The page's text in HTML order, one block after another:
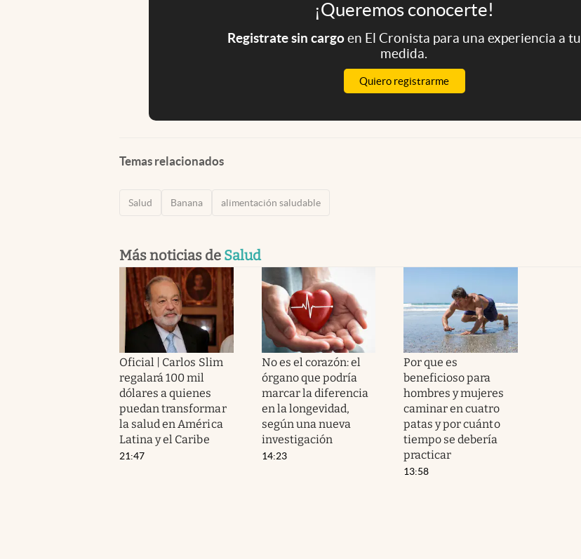
¡Queremos conocerte!
Registrate sin cargoen El Cronista para una experiencia a tu
medida.
Quiero registrarme
Temas relacionados
Salud Banana alimentación saludable
Más noticias de Salud
Oficial | Carlos Slim
regalará 100 mil
dólares a quienes
puedan transformar
la salud en América
Latina y el Caribe
21:47
No es el corazón: el
órgano que podría
marcar la diferencia
en la longevidad,
según una nueva
investigación
14:23
Por que es
beneficioso para
hombres y mujeres
caminar en cuatro
patas y por cuánto
tiempo se debería
practicar
13:58